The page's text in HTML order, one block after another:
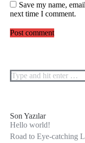
Save my name,
next time I comment.
Post comment
Search:
Son Yazılar
Hello world!
Road to Eye-catching